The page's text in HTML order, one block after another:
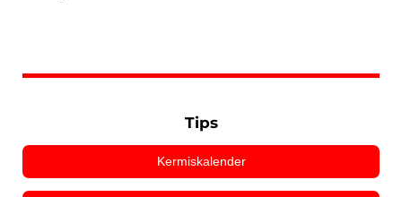
Tips
Kermiskalender